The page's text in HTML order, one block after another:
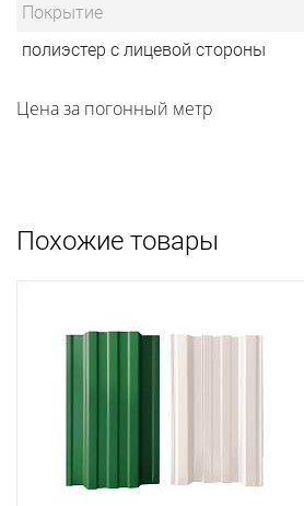
Покрытие
полиэстер с лицевой стороны
Цена за погонный метр
Похожие товары